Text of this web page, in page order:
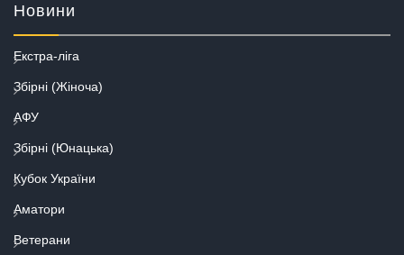
Новини
Екстра-ліга
Збірні (Жіноча)
АФУ
Збірні (Юнацька)
Кубок України
Аматори
Ветерани